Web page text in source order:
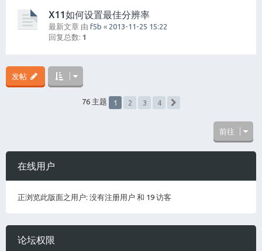
X11如何设置最佳分辨率
最新文章 由 f5b « 2013-11-25 15:22
回复总数: 1
发帖
76 主题 1 2 3
4
前往
在线用户
正浏览此版面之用户: 没有注册用户 和 19 访客
论坛权限